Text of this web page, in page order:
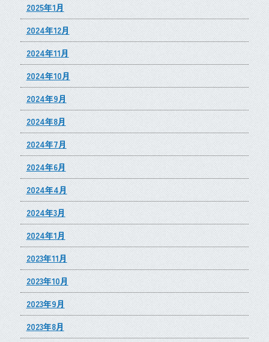
2025年1月
2024年12月
2024年11月
2024年10月
2024年9月
2024年8月
2024年7月
2024年6月
2024年4月
2024年3月
2024年1月
2023年11月
2023年10月
2023年9月
2023年8月